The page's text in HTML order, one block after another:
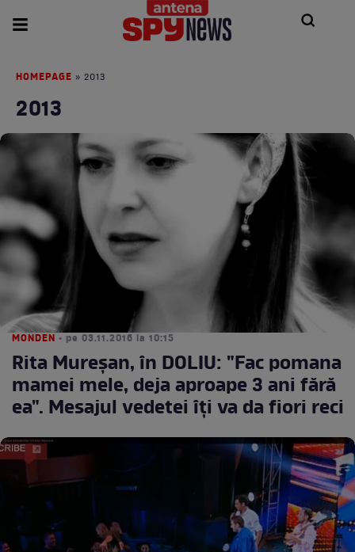
HOMEPAGE » 2013
2013
MONDEN • pe 03.11.2016 la 10:15
Rita Mureşan, în DOLIU: "Fac pomana
mamei mele, deja aproape 3 ani fără
ea". Mesajul vedetei îţi va da fiori reci